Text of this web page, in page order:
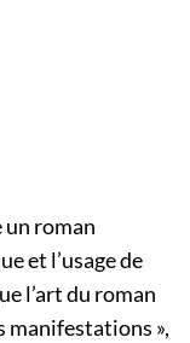
un roman
et l’usage de
l’art du roman
manifestations »,